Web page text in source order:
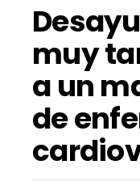
muy
a un
de